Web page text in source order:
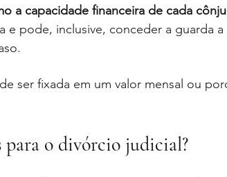
a capacidade financeira de cada
e pode, inclusive, conceder a guarda
ser fixada em um valor mensal ou
para o divórcio judicial?